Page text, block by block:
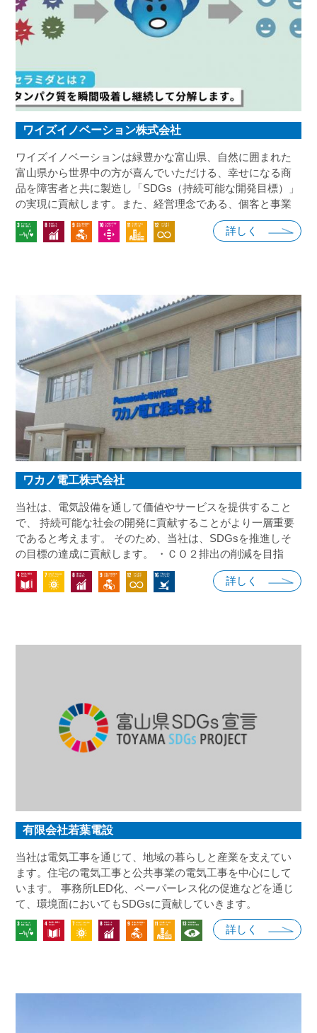
プを通じて、労働者の健康と福祉に貢献しています。 さ
らに、質の高い教育（SDGs 4）も重視し、お客様に対する
経験と専門知識を活かし、教育的なアドバイスやトレーニ
会社はアジアの企業が世界市場で競争力を持つための戦略
的なパートナーとして成長し、信頼される存在として地位
を築いていきたいと考えています。
ワイズイノベーション株式会社
ワイズイノベーションは緑豊かな富山県、自然に囲まれた
富山県から世界中の方が喜んでいただける、幸せになる商
品を障害者と共に製造し「SDGs（持続可能な開発目標）」
の実現に貢献します。また、経営理念である、個客と事業
を通じて、自他実現を追求する。次世代に継承する革新企
業価値を創造し社会に貢献します。
詳しく
ワカノ電工株式会社
当社は、電気設備を通して価値やサービスを提供すること
で、 持続可能な社会の開発に貢献することがより一層重要
であると考えます。 そのため、当社は、SDGsを推進しそ
の目標の達成に貢献します。 ・ＣＯ２排出の削減を目指
し、再生可能エネルギーの推進に取り組んでいます。 ・生
産性の向上を図るために、業務にデジタル化やオンライン
詳しく
有限会社若葉電設
当社は電気工事を通じて、地域の暮らしと産業を支えてい
ます。住宅の電気工事と公共事業の電気工事を中心にして
います。 事務所LED化、ペーパーレス化の促進などを通じ
て、環境面においてもSDGsに貢献していきます。
詳しく